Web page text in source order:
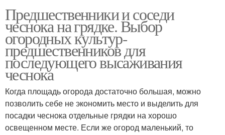
Предшественники и соседи
чеснока на грядке. Выбор
огородных культур-
предшественников для
последующего высаживания
чеснока
Когда площадь огорода достаточно большая, можно
позволить себе не экономить место и выделить для
посадки чеснока отдельные грядки на хорошо
освещенном месте. Если же огород маленький, то